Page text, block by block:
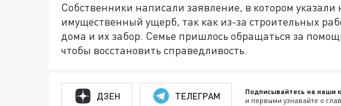
Собственники написали заявление, в котором
имущественный ущерб, так как из-за строительных
дома и их забор. Семье пришлось обращаться за
чтобы восстановить справедливость.
ДЗЕН ТЕЛЕГРАМ Подписывайтесь на наши
и первыми узнавайте о